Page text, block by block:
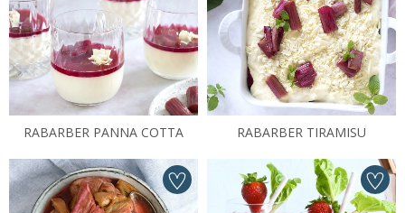
RABARBER PANNA COTTA RABARBER TIRAMISU